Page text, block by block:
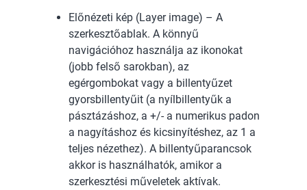
Előnézeti kép (Layer image) – A
szerkesztőablak. A könnyű
navigációhoz használja az ikonokat
(jobb felső sarokban), az
egérgombokat vagy a billentyűzet
gyorsbillentyűit (a nyílbillentyűk a
pásztázáshoz, a +/- a numerikus padon
a nagyításhoz és kicsinyítéshez, az 1 a
teljes nézethez). A billentyűparancsok
akkor is használhatók, amikor a
szerkesztési műveletek aktívak.